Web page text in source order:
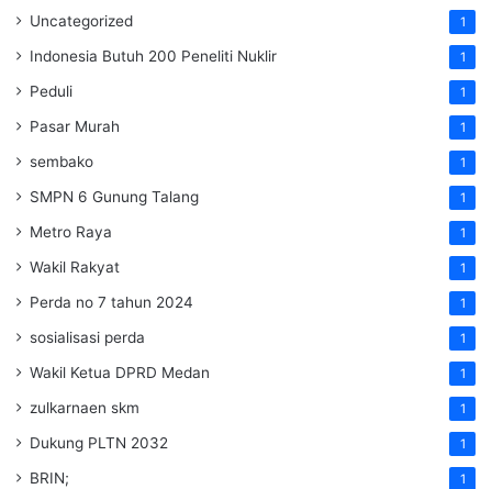
Uncategorized 1
Indonesia Butuh 200 Peneliti Nuklir 1
Peduli 1
Pasar Murah 1
sembako 1
SMPN 6 Gunung Talang 1
Metro Raya 1
Wakil Rakyat 1
Perda no 7 tahun 2024 1
sosialisasi perda 1
Wakil Ketua DPRD Medan 1
zulkarnaen skm 1
Dukung PLTN 2032 1
BRIN; 1